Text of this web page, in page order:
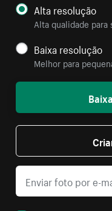
Alta resolução
Alta qualidade
Baixa resolução
Melhor para